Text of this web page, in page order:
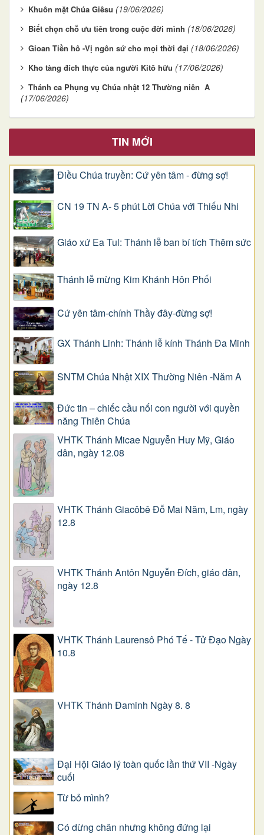
Khuôn mặt Chúa Giêsu (19/06/2026)
Biết chọn chỗ ưu tiên trong cuộc đời mình (18/06/2026)
Gioan Tiền hô -Vị ngôn sứ cho mọi thời đại (18/06/2026)
Kho tàng đích thực của người Kitô hữu (17/06/2026)
Thánh ca Phụng vụ Chúa nhật 12 Thường niên A
(17/06/2026)
TIN MỚI
Điều Chúa truyền: Cứ yên tâm - đừng sợ!
CN 19 TN A- 5 phút Lời Chúa với Thiếu Nhi
Giáo xứ Ea Tul: Thánh lễ ban bí tích Thêm sức
Thánh lễ mừng Kim Khánh Hôn Phối
Cứ yên tâm-chính Thầy đây-đừng sợ!
GX Thánh Linh: Thánh lễ kính Thánh Đa Minh
SNTM Chúa Nhật XIX Thường Niên -Năm A
Đức tin – chiếc cầu nối con người với quyền
năng Thiên Chúa
VHTK Thánh Micae Nguyễn Huy Mỹ, Giáo
dân, ngày 12.08
VHTK Thánh Giacôbê Ðỗ Mai Năm, Lm, ngày
12.8
VHTK Thánh Antôn Nguyễn Ðích, giáo dân,
ngày 12.8
VHTK Thánh Laurensô Phó Tế - Tử Đạo Ngày
10.8
VHTK Thánh Đaminh Ngày 8. 8
Đại Hội Giáo lý toàn quốc lần thứ VII -Ngày
cuối
Từ bỏ mình?
Có dừng chân nhưng không đứng lại